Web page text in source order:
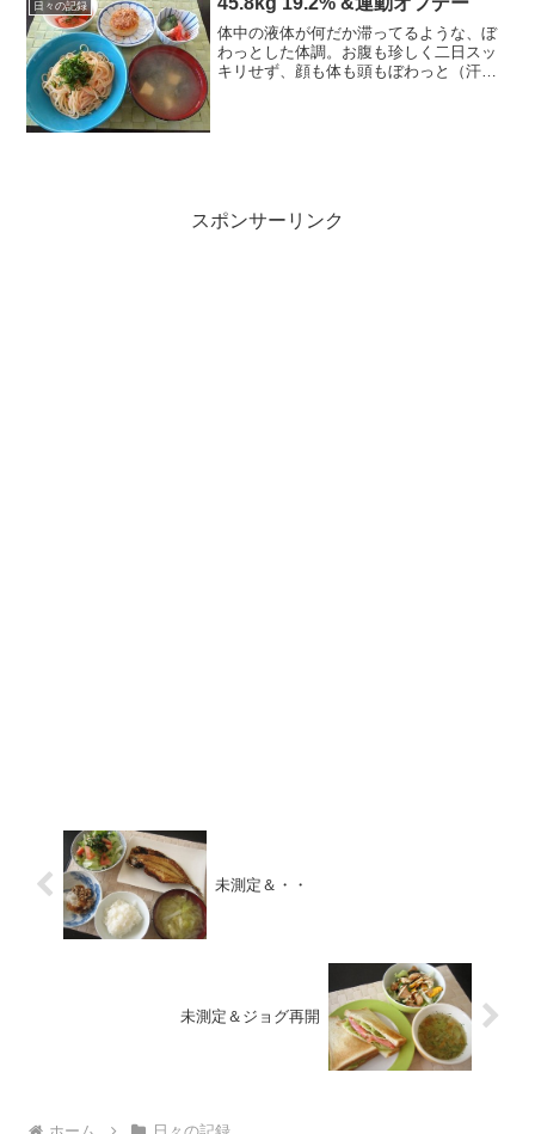
日々の記録
体中の液体が何だか滞ってるような、ぼ
わっとした体調。お腹も珍しく二日スッ
キリせず、顔も体も頭もぼわっと（汗）
スポンサーリンク
未測定＆・・
未測定＆ジョグ再開